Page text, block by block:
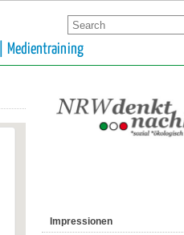
Medientraining
Impressionen